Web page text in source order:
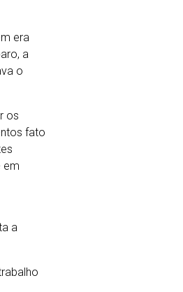
era
a
o
os
fato
em
a